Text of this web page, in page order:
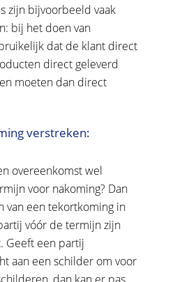
zijn bijvoorbeeld vaak
bij het doen van
dat de klant direct
direct geleverd
moeten dan direct
verstreken:
overeenkomst wel
voor nakoming? Dan
van een tekortkoming in
vóór de termijn zijn
Geeft een partij
aan een schilder om voor